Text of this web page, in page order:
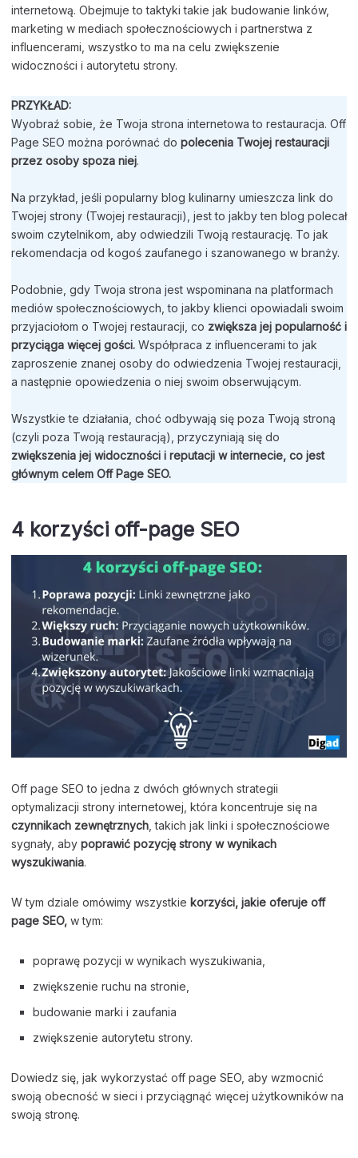
internetową. Obejmuje to taktyki takie jak budowanie linków,
marketing w mediach społecznościowych i partnerstwa z
influencerami, wszystko to ma na celu zwiększenie
widoczności i autorytetu strony.
PRZYKŁAD:
Wyobraź sobie, że Twoja strona internetowa to restauracja. Off
Page SEO można porównać do polecenia Twojej restauracji
przez osoby spoza niej.
Na przykład, jeśli popularny blog kulinarny umieszcza link do
Twojej strony (Twojej restauracji), jest to jakby ten blog polecał
swoim czytelnikom, aby odwiedzili Twoją restaurację. To jak
rekomendacja od kogoś zaufanego i szanowanego w branży.
Podobnie, gdy Twoja strona jest wspominana na platformach
mediów społecznościowych, to jakby klienci opowiadali swoim
przyjaciołom o Twojej restauracji, co zwiększa jej popularność i
przyciąga więcej gości. Współpraca z influencerami to jak
zaproszenie znanej osoby do odwiedzenia Twojej restauracji,
a następnie opowiedzenia o niej swoim obserwującym.
Wszystkie te działania, choć odbywają się poza Twoją stroną
(czyli poza Twoją restauracją), przyczyniają się do
zwiększenia jej widoczności i reputacji w internecie, co jest
głównym celem Off Page SEO.
4 korzyści off-page SEO
Off page SEO to jedna z dwóch głównych strategii
optymalizacji strony internetowej, która koncentruje się na
czynnikach zewnętrznych , takich jak linki i społecznościowe
sygnały, aby poprawić pozycję strony w wynikach
wyszukiwania.
W tym dziale omówimy wszystkie korzyści, jakie oferuje off
page SEO, w tym:
poprawę pozycji w wynikach wyszukiwania,
zwiększenie ruchu na stronie,
budowanie marki i zaufania
zwiększenie autorytetu strony.
Dowiedz się, jak wykorzystać off page SEO, aby wzmocnić
swoją obecność w sieci i przyciągnąć więcej użytkowników na
swoją stronę.